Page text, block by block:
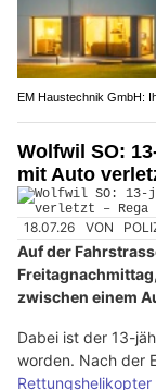
EM Haustechnik GmbH:
Wolfwil SO:
mit Auto
18.07.26 VON
Auf der
zwischen einem
Dabei ist der 13-
worden. Nach der
Rettungshelikopter